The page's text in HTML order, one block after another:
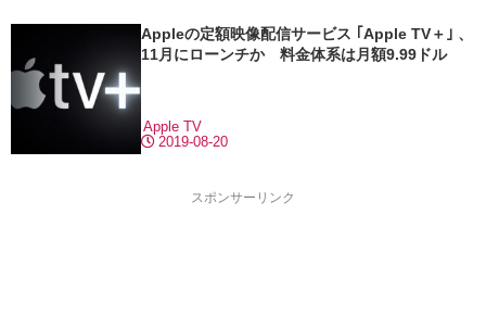
Appleの定額映像配信サービス ｢Apple TV＋｣ 、
11月にローンチか 料金体系は月額9.99ドル
2019-08-20
Apple TV
スポンサーリンク